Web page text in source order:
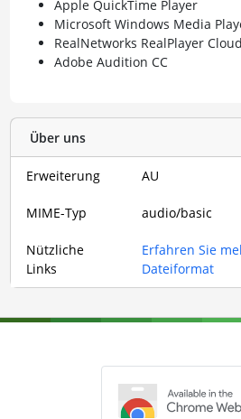
Apple QuickTime Player
Microsoft Windows Media
RealNetworks RealPlayer Cloud
Adobe Audition CC
Über uns
Erweiterung AU
MIME-Typ audio/basic
Nützliche
Links
Erfahren Sie
Dateiformat